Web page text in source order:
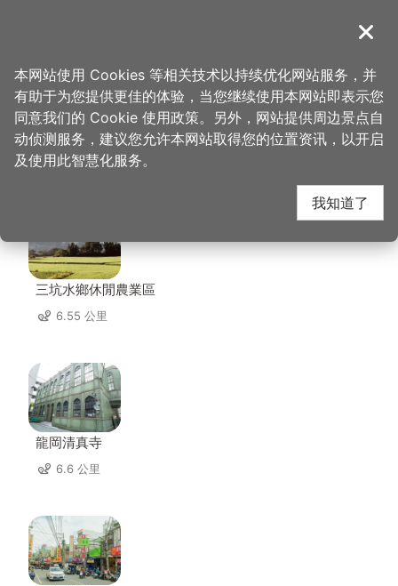
導覽
首页 > 想去的地方 > 住宿 > 小巷内
小巷内 周边景点
三坑水鄉休閒農業區
6.55 公里
龍岡清真寺
6.6 公里
关闭
本网站使用 Cookies 等相关技术以持续优化网站服务，并
有助于为您提供更佳的体验，当您继续使用本网站即表示您
同意我们的 Cookie 使用政策。另外，网站提供周边景点自
动侦测服务，建议您允许本网站取得您的位置资讯，以开启
及使用此智慧化服务。
我知道了